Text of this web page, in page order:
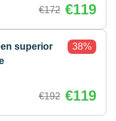
€172 €119
superior
38%
€192 €119